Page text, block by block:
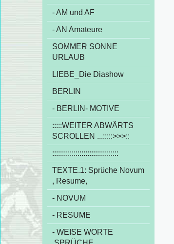
- AM und AF
- AN Amateure
SOMMER SONNE
URLAUB
LIEBE_Die Diashow
BERLIN
- BERLIN- MOTIVE
:::::WEITER ABWÄRTS
SCROLLEN ...:::::>>>::
::::::::::::::::::::::::::::::::::
TEXTE.1: Sprüche Novum
, Resume,
- NOVUM
- RESUME
- WEISE WORTE